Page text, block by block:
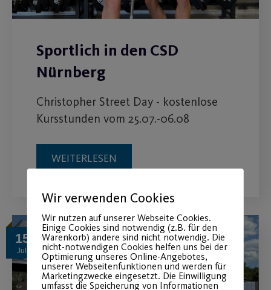
Sportlich in den CSD
Nürnberg
Christopher Street Day - kostenlose
Kursstunden vom 25.07.-06.08
WEITERLESEN
15
Juli
Wir verwenden Cookies
Wir nutzen auf unserer Webseite Cookies.
Einige Cookies sind notwendig (z.B. für den
Warenkorb) andere sind nicht notwendig. Die
nicht-notwendigen Cookies helfen uns bei der
Optimierung unseres Online-Angebotes,
unserer Webseitenfunktionen und werden für
Marketingzwecke eingesetzt. Die Einwilligung
umfasst die Speicherung von Informationen